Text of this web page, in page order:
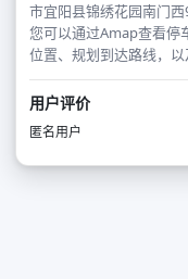
市宜阳县锦绣花园南门西
您可以通过Amap查看停
位置、规划到达路线，以
用户评价
匿名用户